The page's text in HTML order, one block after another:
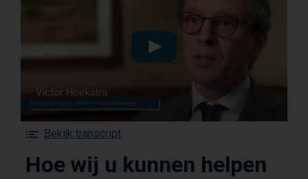
Hoe
wij
helpen
video
Bekijk transcriptF
Hoe wij u kunnen helpen